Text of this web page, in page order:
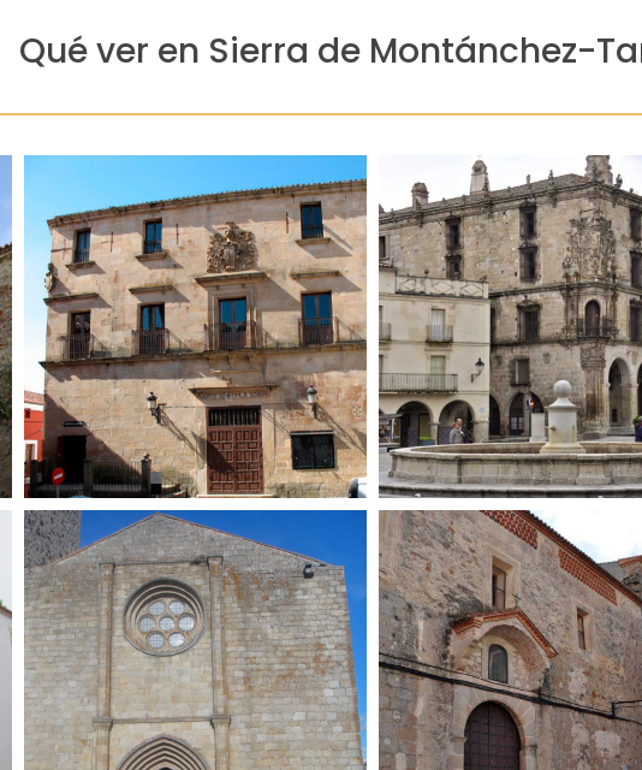
Qué ver en Sierra de Montánchez-
29 de abril de 2016
Palacio Juan Pizarro de
Aragón en Trujillo
29 de abril de 2016
Palacio Conquista
Marqueses en
29 de abril de 2016
Iglesia de Santa María
La Mayor en Trujillo
29 de abril de 2016
Iglesia y
San Miguel en